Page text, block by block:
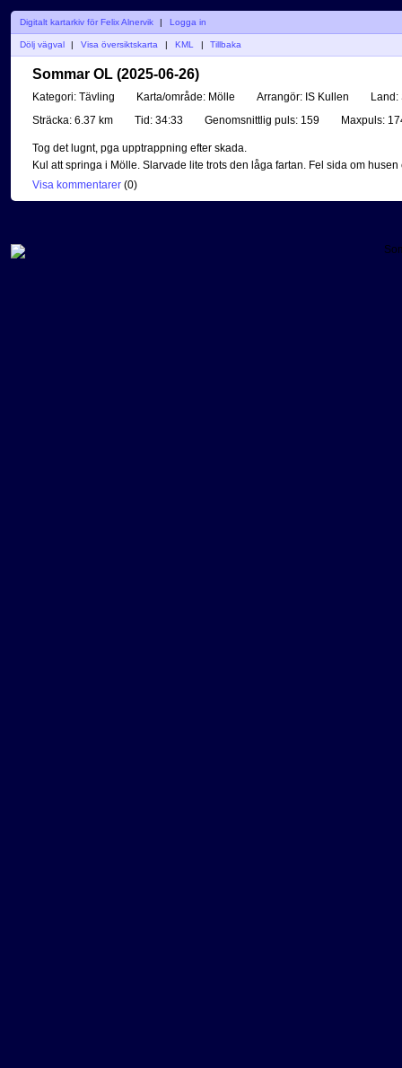
Digitalt kartarkiv för Felix Alnervik | Logga in
Dölj vägval Visa översiktskarta KML Tillbaka
Sommar OL (2025-06-26)
Kategori: Tävling Karta/område: Mölle Arrangör: IS Kullen Land:
Sträcka: 6.37 km Tid: 34:33 Genomsnittlig puls: 159 Maxpuls:
Tog det lugnt, pga upptrappning efter skada.
Kul att springa i Mölle. Slarvade lite trots den låga fartan. Fel sida om
Visa kommentarer (0)